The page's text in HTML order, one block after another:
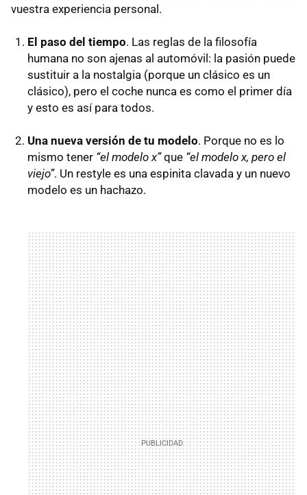
vuestra experiencia personal.
El paso del tiempo. Las reglas de la filosofía
humana no son ajenas al automóvil: la pasión puede
sustituir a la nostalgia (porque un clásico es un
clásico), pero el coche nunca es como el primer día
y esto es así para todos.
Una nueva versión de tu modelo. Porque no es lo
mismo tener “el modelo x”que “el modelo x, pero el
viejo”. Un restyle es una espinita clavada y un nuevo
modelo es un hachazo.